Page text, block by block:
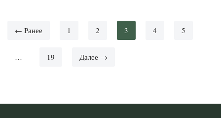
← Ранее 1 2 3 4 5
… 19 Далее →